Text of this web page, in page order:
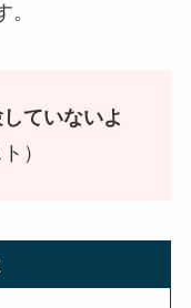
ていないよ
）